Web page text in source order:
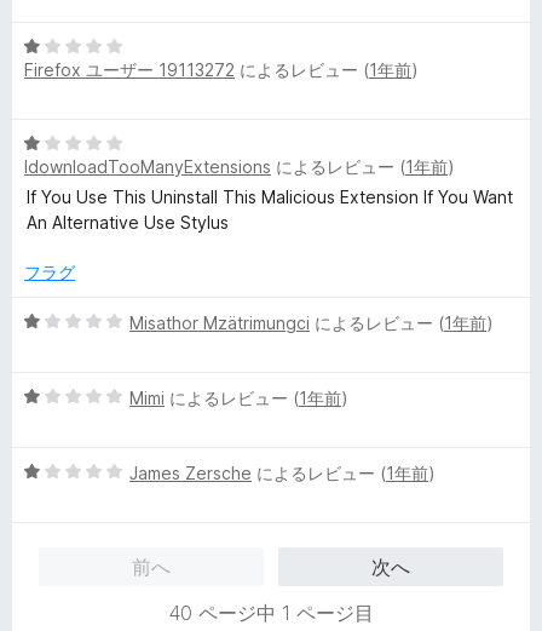
中
1
価
5
段
1
の
評
価
Firefox ユーザー 19113272 によるレビュー (1年前)
5
段
階
中
の
価
IdownloadTooManyExtensions によるレビュー (1年前)
If You Use This Uninstall This Malicious Extension If You Want
An Alternative Use Stylus
フラグ
5
中
評
Misathor Mzätrimungci によるレビュー (1年前)
5
中
Mimi によるレビュー (1年前)
5
James Zersche によるレビュー (1年前)
前へ
次へ
40 ページ中 1 ページ目